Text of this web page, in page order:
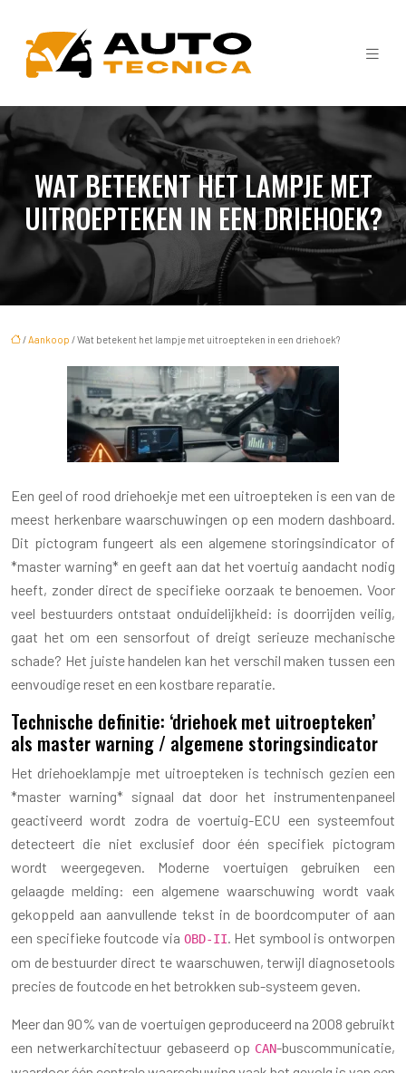
WAT BETEKENT HET LAMPJE MET
UITROEPTEKEN IN EEN DRIEHOEK?
/Aankoop / Wat betekent het lampje met uitroepteken in een driehoek?
Een geel of rood driehoekje met een uitroepteken is een van de
meest herkenbare waarschuwingen op een modern dashboard.
Dit pictogram fungeert als een algemene storingsindicator of
*master warning* en geeft aan dat het voertuig aandacht nodig
heeft, zonder direct de specifieke oorzaak te benoemen. Voor
veel bestuurders ontstaat onduidelijkheid: is doorrijden veilig,
gaat het om een sensorfout of dreigt serieuze mechanische
schade? Het juiste handelen kan het verschil maken tussen een
eenvoudige reset en een kostbare reparatie.
Technische definitie: ‘driehoek met uitroepteken’
als master warning / algemene storingsindicator
Het driehoeklampje met uitroepteken is technisch gezien een
*master warning* signaal dat door het instrumentenpaneel
geactiveerd wordt zodra de voertuig-ECU een systeemfout
detecteert die niet exclusief door één specifiek pictogram
wordt weergegeven. Moderne voertuigen gebruiken een
gelaagde melding: een algemene waarschuwing wordt vaak
gekoppeld aan aanvullende tekst in de boordcomputer of aan
een specifieke foutcode via OBD-II. Het symbool is ontworpen
om de bestuurder direct te waarschuwen, terwijl diagnosetools
precies de foutcode en het betrokken sub-systeem geven.
Meer dan 90% van de voertuigen geproduceerd na 2008 gebruikt
een netwerkarchitectuur gebaseerd op CAN-buscommunicatie,